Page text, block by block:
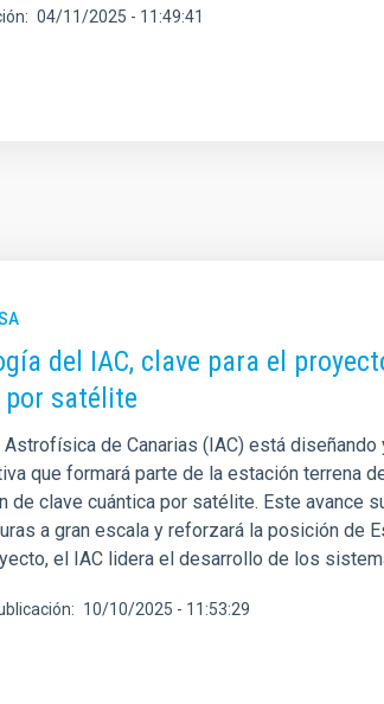
04/11/2025 - 11:49:41
del IAC, clave para el
satélite
de Canarias (IAC) está
que formará parte de la estación terrena
de clave cuántica por satélite. Este avance
a gran escala y reforzará la posición de
el IAC lidera el desarrollo de los
10/10/2025 - 11:53:29